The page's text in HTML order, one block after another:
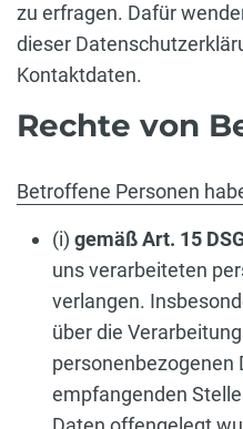
zu erfragen. Dafür
dieser
Kontaktdaten.
Rechte von
Betroffene Personen
(i) gemäß Art. 15
uns verarbeiteten
verlangen.
über die
personenbezogenen
empfangenden